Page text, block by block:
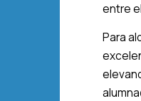
entre
Para